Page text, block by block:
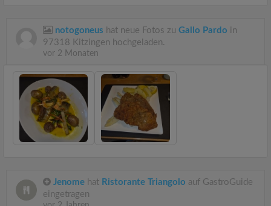
notogoneus hat neue Fotos zu Gallo Pardo in
97318 Kitzingen hochgeladen.
vor 2 Monaten
Jenome hat Ristorante Triangolo auf GastroGuide
eingetragen